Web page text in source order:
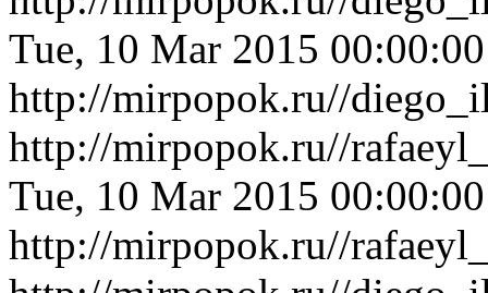
Tue, 10 Mar 2015
http://mirpopok.ru//
http://mirpopok.ru//
Tue, 10 Mar 2015
http://mirpopok.ru//